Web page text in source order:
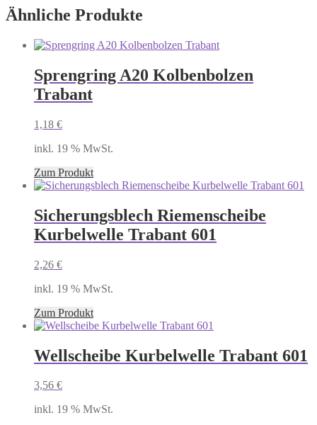
Ähnliche Produkte
Sprengring A20 Kolbenbolzen
Trabant
1,18 €
inkl. 19 % MwSt.
Zum Produkt
Sicherungsblech Riemenscheibe
Kurbelwelle Trabant 601
2,26 €
inkl. 19 % MwSt.
Zum Produkt
Wellscheibe Kurbelwelle Trabant 601
3,56 €
inkl. 19 % MwSt.